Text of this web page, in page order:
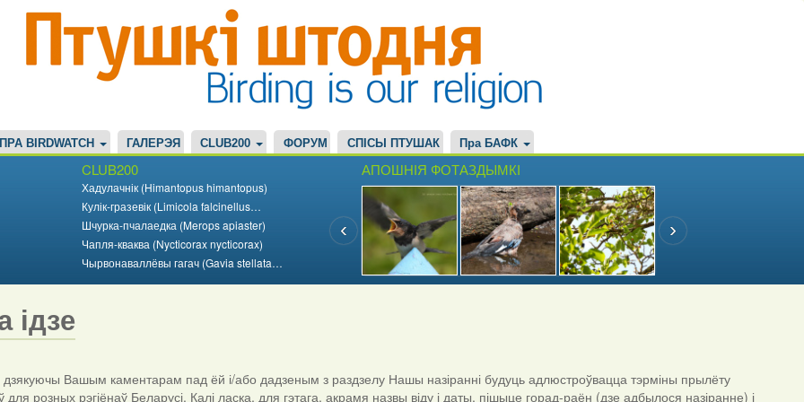
ПРА BIRDWATCH ГАЛЕРЭЯ CLUB200 ФОРУМ СПІСЫ ПТУШАК Пра БАФК
CLUB200
Хадулачнік (Himantopus himantopus)
Кулік-гразевік (Limicola falcinellus…
Шчурка-пчалаедка (Merops apiaster)
Чапля-кваква (Nycticorax nycticorax)
Чырвонаваллёвы гагач (Gavia stellata…
АПОШНІЯ ФОТАЗДЫМКІ
ідзе
Вашым каментарам пад ёй і/або дадзеным з раздзелу Нашы назіранні будуць адлюстроўвацца тэрміны прылёту
для розных рэгіёнаў Беларусі. Калі ласка, для гэтага, акрамя назвы віду і даты, пішыце горад-раён (дзе адбылося назіранне) і